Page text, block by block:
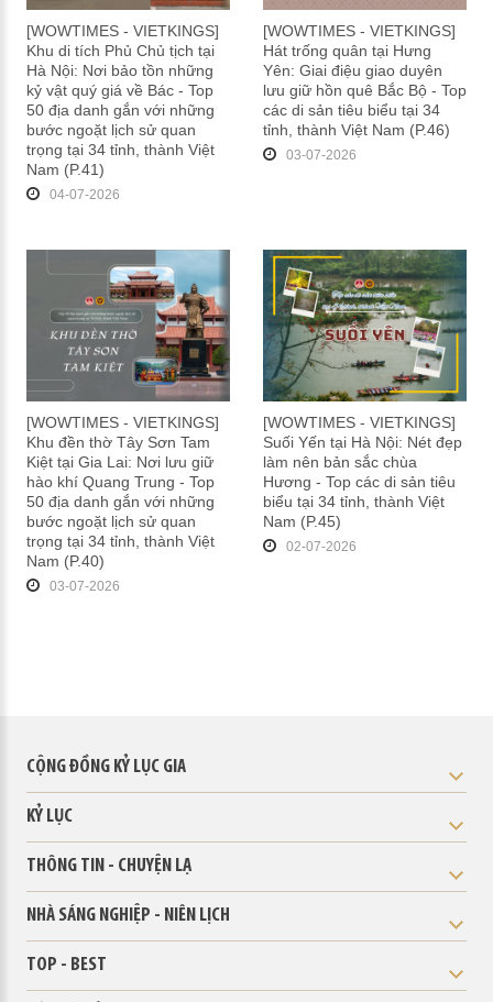
[WOWTIMES - VIETKINGS]
Khu di tích Phủ Chủ tịch tại
Hà Nội: Nơi bảo tồn những
kỷ vật quý giá về Bác - Top
50 địa danh gắn với những
bước ngoặt lịch sử quan
trọng tại 34 tỉnh, thành Việt
Nam (P.41)
04-07-2026
[WOWTIMES - VIETKINGS]
Hát trống quân tại Hưng
Yên: Giai điệu giao duyên
lưu giữ hồn quê Bắc Bộ - Top
các di sản tiêu biểu tại 34
tỉnh, thành Việt Nam (P.46)
03-07-2026
[WOWTIMES - VIETKINGS]
Khu đền thờ Tây Sơn Tam
Kiệt tại Gia Lai: Nơi lưu giữ
hào khí Quang Trung - Top
50 địa danh gắn với những
bước ngoặt lịch sử quan
trọng tại 34 tỉnh, thành Việt
Nam (P.40)
03-07-2026
[WOWTIMES - VIETKINGS]
Suối Yến tại Hà Nội: Nét đẹp
làm nên bản sắc chùa
Hương - Top các di sản tiêu
biểu tại 34 tỉnh, thành Việt
Nam (P.45)
02-07-2026
CỘNG ĐỒNG KỶ LỤC GIA
KỶ LỤC
THÔNG TIN - CHUYỆN LẠ
NHÀ SÁNG NGHIỆP - NIÊN LỊCH
TOP - BEST